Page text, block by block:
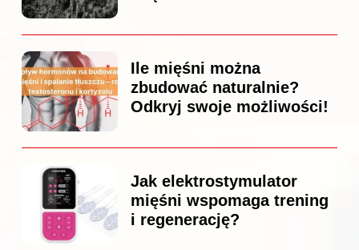
Ile mięśni można
zbudować naturalnie?
Odkryj swoje możliwości!
Jak elektrostymulator
mięśni wspomaga trening
i regenerację?